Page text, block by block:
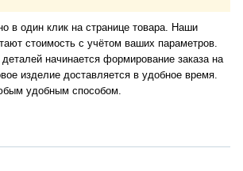
в один клик на странице товара. Наши
стоимость с учётом ваших параметров.
начинается формирование заказа на
изделие доставляется в удобное время.
удобным способом.